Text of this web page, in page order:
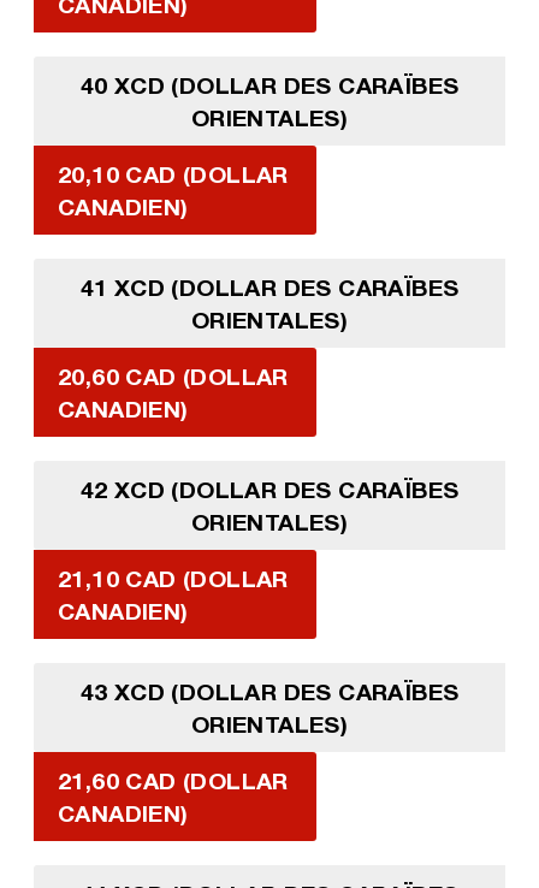
40 XCD (DOLLAR DES CARAÏBES
ORIENTALES)
20,10 CAD (DOLLAR
CANADIEN)
41 XCD (DOLLAR DES CARAÏBES
ORIENTALES)
20,60 CAD (DOLLAR
CANADIEN)
42 XCD (DOLLAR DES CARAÏBES
ORIENTALES)
21,10 CAD (DOLLAR
CANADIEN)
43 XCD (DOLLAR DES CARAÏBES
ORIENTALES)
21,60 CAD (DOLLAR
CANADIEN)